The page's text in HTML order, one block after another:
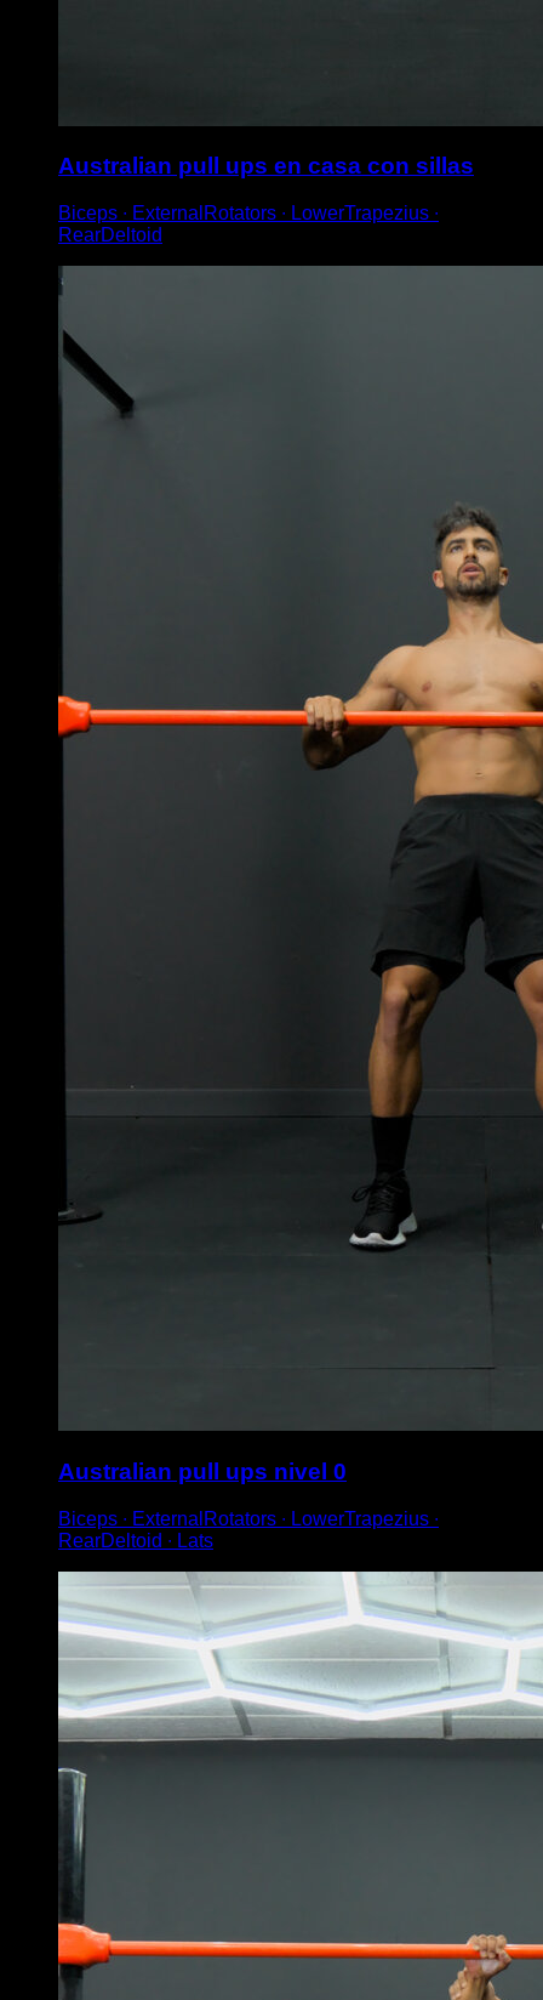
Australian pull ups en casa con sillas
Biceps ∙ ExternalRotators ∙ LowerTrapezius ∙
RearDeltoid
Australian pull ups nivel 0
Biceps ∙ ExternalRotators ∙ LowerTrapezius ∙
RearDeltoid ∙ Lats